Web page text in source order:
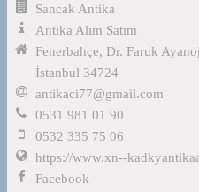
Sancak Antika
Antika Alım Satım
Fenerbahçe, Dr. Faruk
İstanbul 34724
antikaci77@gmail.com
0531 981 01 90
0532 335 75 06
https://www.xn--
Facebook